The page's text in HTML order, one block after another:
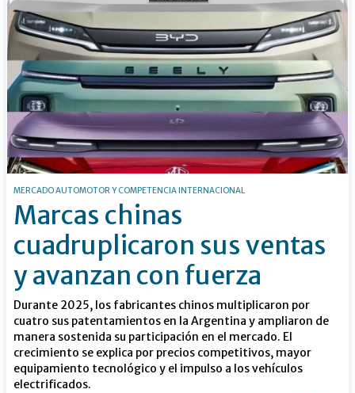
MERCADO AUTOMOTOR Y COMPETENCIA INTERNACIONAL
Marcas chinas
cuadruplicaron sus ventas
y avanzan con fuerza
Durante 2025, los fabricantes chinos multiplicaron por
cuatro sus patentamientos en la Argentina y ampliaron de
manera sostenida su participación en el mercado. El
crecimiento se explica por precios competitivos, mayor
equipamiento tecnológico y el impulso a los vehículos
electrificados.